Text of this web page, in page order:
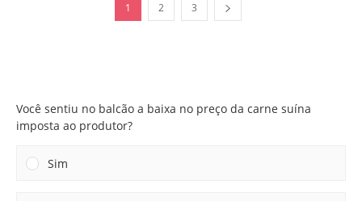
1 2 3
Você sentiu no balcão a baixa no preço da carne suína
imposta ao produtor?
Sim